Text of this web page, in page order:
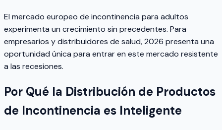
El mercado europeo de incontinencia para adultos
experimenta un crecimiento sin precedentes. Para
empresarios y distribuidores de salud, 2026 presenta una
oportunidad única para entrar en este mercado resistente
a las recesiones.
Por Qué la Distribución de Productos
de Incontinencia es Inteligente